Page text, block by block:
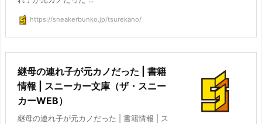
https://sneakerbunko.jp/tsurekano/
継母の連れ子が元カノだった | 書籍
情報 | スニーカー文庫（ザ・スニー
カーWEB）
継母の連れ子が元カノだった | 書籍情報 | ス